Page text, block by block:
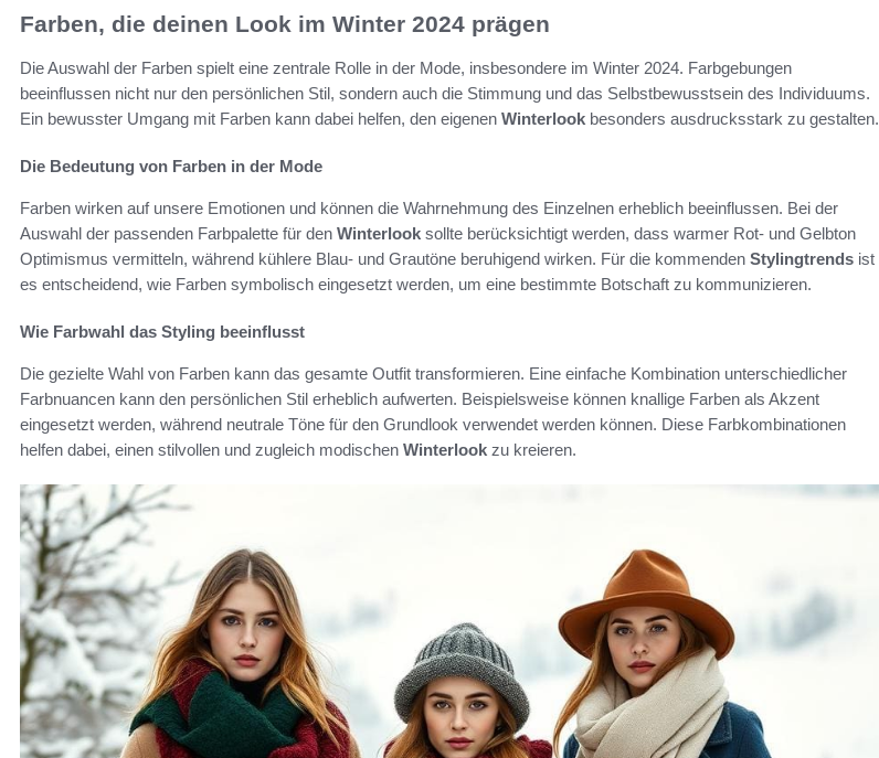
Farben, die deinen Look im Winter 2024 prägen
Die Auswahl der Farben spielt eine zentrale Rolle in der Mode, insbesondere im Winter 2024. Farbgebungen
beeinflussen nicht nur den persönlichen Stil, sondern auch die Stimmung und das Selbstbewusstsein des Individuums.
Ein bewusster Umgang mit Farben kann dabei helfen, den eigenen Winterlook besonders ausdrucksstark zu gestalten.
Die Bedeutung von Farben in der Mode
Farben wirken auf unsere Emotionen und können die Wahrnehmung des Einzelnen erheblich beeinflussen. Bei der
Auswahl der passenden Farbpalette für den Winterlook sollte berücksichtigt werden, dass warmer Rot- und Gelbton
Optimismus vermitteln, während kühlere Blau- und Grautöne beruhigend wirken. Für die kommenden Stylingtrends ist
es entscheidend, wie Farben symbolisch eingesetzt werden, um eine bestimmte Botschaft zu kommunizieren.
Wie Farbwahl das Styling beeinflusst
Die gezielte Wahl von Farben kann das gesamte Outfit transformieren. Eine einfache Kombination unterschiedlicher
Farbnuancen kann den persönlichen Stil erheblich aufwerten. Beispielsweise können knallige Farben als Akzent
eingesetzt werden, während neutrale Töne für den Grundlook verwendet werden können. Diese Farbkombinationen
helfen dabei, einen stilvollen und zugleich modischen Winterlook zu kreieren.